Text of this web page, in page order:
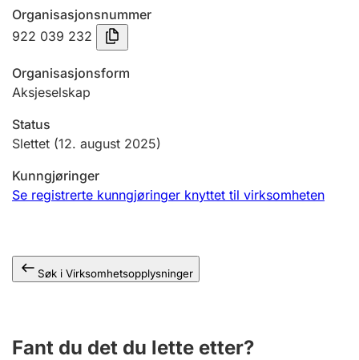
Innsending og forsinkelsesgebyr
Tinglysing
Jeger
Offentlig sektor
Andre tema
Organisasjonsnummer
922 039 232
Organisasjonsform
Aksjeselskap
Status
Slettet (12. august 2025)
Kunngjøringer
Se registrerte kunngjøringer knyttet til virksomheten
Søk i Virksomhetsopplysninger
Fant du det du lette etter?